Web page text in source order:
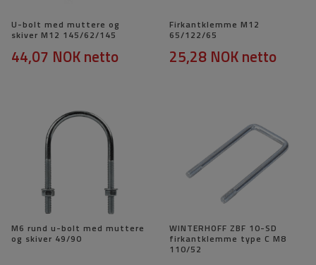
U-bolt med muttere og
skiver M12 145/62/145
44,07 NOKnetto
Firkantklemme M12
65/122/65
25,28 NOKnetto
M6 rund u-bolt med muttere
og skiver 49/90
WINTERHOFF ZBF 10-SD
firkantklemme type C M8
110/52